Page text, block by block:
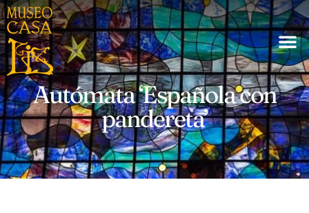
Autómata ‘Española con
pandereta’